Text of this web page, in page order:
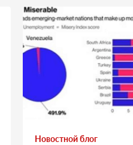
Новостной блог